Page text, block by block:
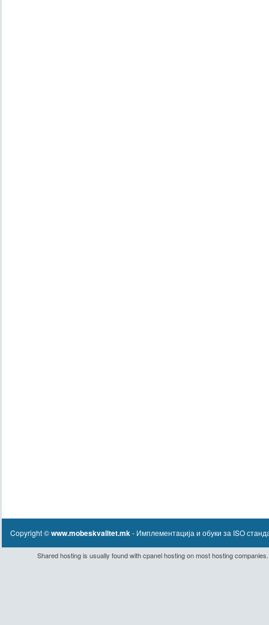
Copyright ©www.mobeskvalitet.mk- Имплементaција и обуки за ISO
Shared hostingis usually found withcpanel hostingon most hosting